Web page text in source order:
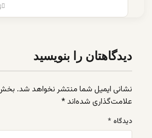
دیدگاهتان را بنویسید
نشانی ایمیل شما منتشر نخواهد شد.
علامت‌گذاری شده‌اند *
دیدگاه *